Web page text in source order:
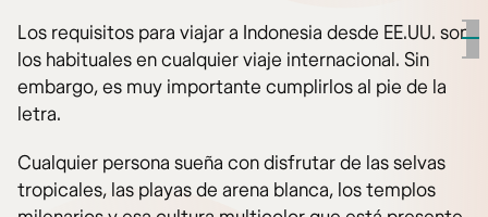
Los requisitos para viajar a Indonesia desde EE.UU. son
los habituales en cualquier viaje internacional. Sin
embargo, es muy importante cumplirlos al pie de la
letra.
Cualquier persona sueña con disfrutar de las selvas
tropicales, las playas de arena blanca, los templos